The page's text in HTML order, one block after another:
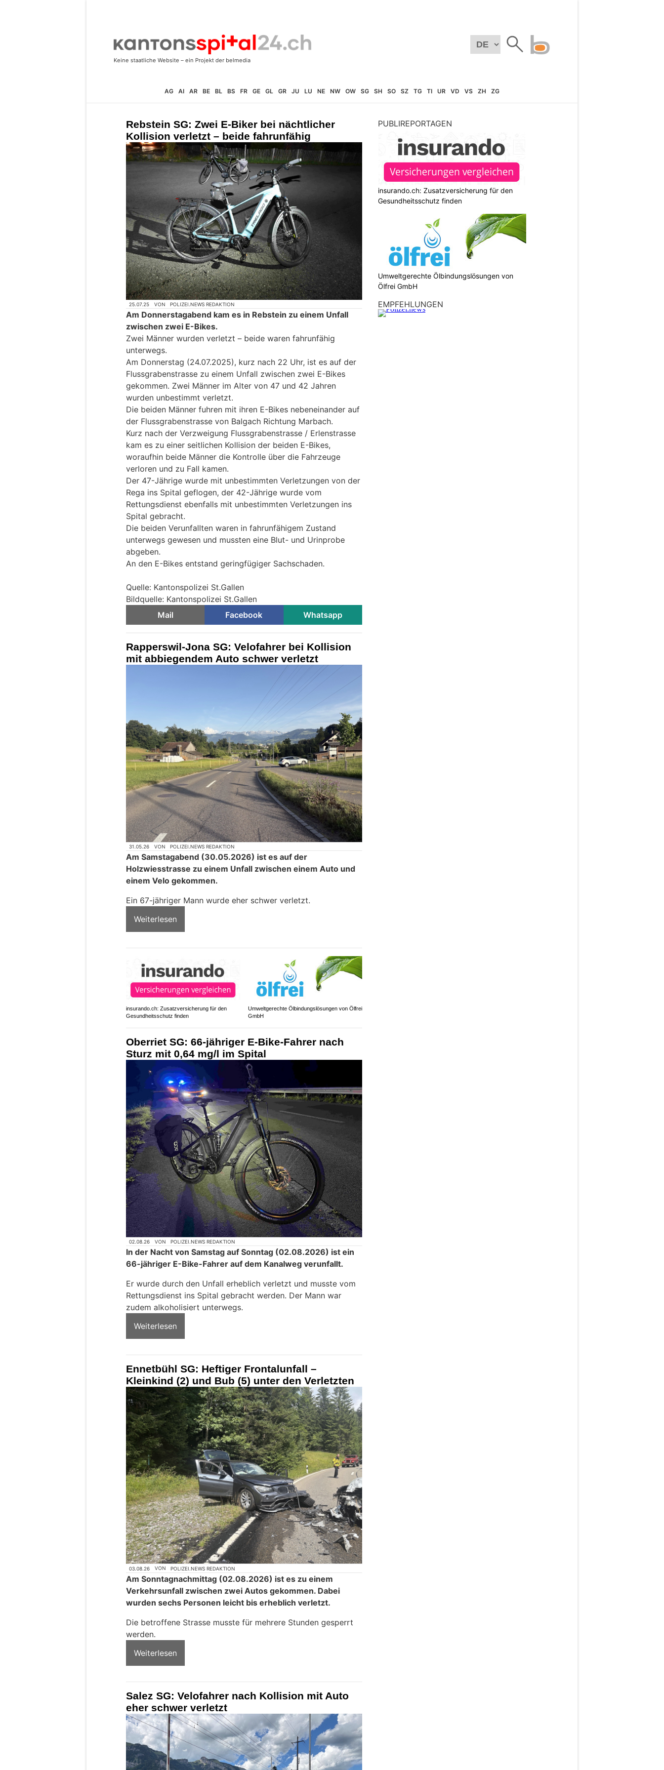
AG AI AR BE BL BS FR GE GL GR JU LU NE NW OW SG SH SO SZ TG TI UR VD VS ZH ZG
Rebstein SG: Zwei E-Biker bei nächtlicher
Kollision verletzt – beide fahrunfähig
25.07.25 VON POLIZEI.NEWS REDAKTION
Am Donnerstagabend kam es in Rebstein zu einem Unfall
zwischen zwei E-Bikes.
Zwei Männer wurden verletzt – beide waren fahrunfähig
unterwegs.
Am Donnerstag (24.07.2025), kurz nach 22 Uhr, ist es auf der
Flussgrabenstrasse zu einem Unfall zwischen zwei E-Bikes
gekommen. Zwei Männer im Alter von 47 und 42 Jahren
wurden unbestimmt verletzt.
Die beiden Männer fuhren mit ihren E-Bikes nebeneinander auf
der Flussgrabenstrasse von Balgach Richtung Marbach.
Kurz nach der Verzweigung Flussgrabenstrasse / Erlenstrasse
kam es zu einer seitlichen Kollision der beiden E-Bikes,
woraufhin beide Männer die Kontrolle über die Fahrzeuge
verloren und zu Fall kamen.
Der 47-Jährige wurde mit unbestimmten Verletzungen von der
Rega ins Spital geflogen, der 42-Jährige wurde vom
Rettungsdienst ebenfalls mit unbestimmten Verletzungen ins
Spital gebracht.
Die beiden Verunfallten waren in fahrunfähigem Zustand
unterwegs gewesen und mussten eine Blut- und Urinprobe
abgeben.
An den E-Bikes entstand geringfügiger Sachschaden.
Quelle: Kantonspolizei St.Gallen
Bildquelle: Kantonspolizei St.Gallen
Mail
Facebook Whatsapp
Rapperswil-Jona SG: Velofahrer bei Kollision
mit abbiegendem Auto schwer verletzt
31.05.26 VON POLIZEI.NEWS REDAKTION
Am Samstagabend (30.05.2026) ist es auf der
Holzwiesstrasse zu einem Unfall zwischen einem Auto und
einem Velo gekommen.
Ein 67-jähriger Mann wurde eher schwer verletzt.
Weiterlesen
insurando.ch: Zusatzversicherung für den
Gesundheitsschutz finden
Umweltgerechte Ölbindungslösungen von Ölfrei
GmbH
Oberriet SG: 66-jähriger E-Bike-Fahrer nach
Sturz mit 0,64 mg/l im Spital
02.08.26 VON POLIZEI.NEWS REDAKTION
In der Nacht von Samstag auf Sonntag (02.08.2026) ist ein
66-jähriger E-Bike-Fahrer auf dem Kanalweg verunfallt.
Er wurde durch den Unfall erheblich verletzt und musste vom
Rettungsdienst ins Spital gebracht werden. Der Mann war
zudem alkoholisiert unterwegs.
Weiterlesen
Ennetbühl SG: Heftiger Frontalunfall –
Kleinkind (2) und Bub (5) unter den Verletzten
03.08.26 VON POLIZEI.NEWS REDAKTION
Am Sonntagnachmittag (02.08.2026) ist es zu einem
Verkehrsunfall zwischen zwei Autos gekommen. Dabei
wurden sechs Personen leicht bis erheblich verletzt.
Die betroffene Strasse musste für mehrere Stunden gesperrt
werden.
Weiterlesen
Salez SG: Velofahrer nach Kollision mit Auto
eher schwer verletzt
PUBLIREPORTAGEN
insurando.ch: Zusatzversicherung für den
Gesundheitsschutz finden
Umweltgerechte Ölbindungslösungen von
Ölfrei GmbH
EMPFEHLUNGEN